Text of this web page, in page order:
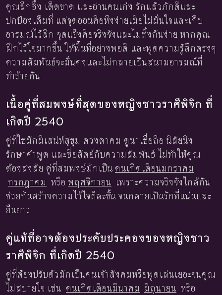
คุณลึกซึ้ง เด็ดขาด และอ่านคนเก่ง รักแล้วภักดีและ
ปกป้องเต็มที่ แต่จุดอ่อนคือหึงง่ายเมื่อไม่มั่นใจและเก็บ
อารมณ์ไว้ลึก จุดแข็งคือจริงจังและไม่ทิ้งกันง่าย หากคุณ
ฝึกไว้ใจมากขึ้น ให้พื้นที่อย่างพอดี และพูดความรู้สึกตรงๆ
ความสัมพันธ์จะมั่นคงและไม่กลายเป็นสนามอารมณ์ที่
ทำร้ายกัน
เนื้อคู่ที่สมพงษ์ที่สุดของหญิงชาวราศีพิจิก ที่
เกิดปี 2540
คู่ที่ใช่มักมีเสน่ห์สุขุม ดวงตาคม ดูน่าเชื่อถือ นิสัยนิ่ง
รักษาคำพูด และซื่อสัตย์กับความสัมพันธ์ ไม่ทำให้คุณ
ต้องสงสัย คู่ที่สมพงษ์มักเป็น คนเกิดเดือนมกราคม
กรกฎาคม หรือ พฤศจิกายน เพราะความจริงจังใกล้กัน
ช่วยกันสร้างความไว้ใจทีละขั้น จนกลายเป็นรักที่แน่นและ
ยืนยาว
คู่แท้ที่อาจต้องประคับประคองของหญิงชาว
ราศีพิจิก ที่เกิดปี 2540
คู่ที่ต้องปรับตัวมักเป็นคนเจ้าสังคมหรือพูดเล่นเยอะจนคุณ
ไม่สบายใจ เช่น คนเกิดเดือนมีนาคม มิถุนายน หรือ